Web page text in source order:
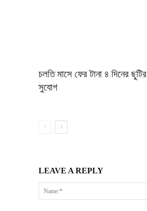
চলতি মাসে ফের টানা ৪ দিনের ছুটির
সুযোগ
LEAVE A REPLY